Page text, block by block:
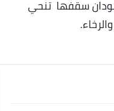
2018 وعمت جميع انحاء السودان سقفها تنحي
.